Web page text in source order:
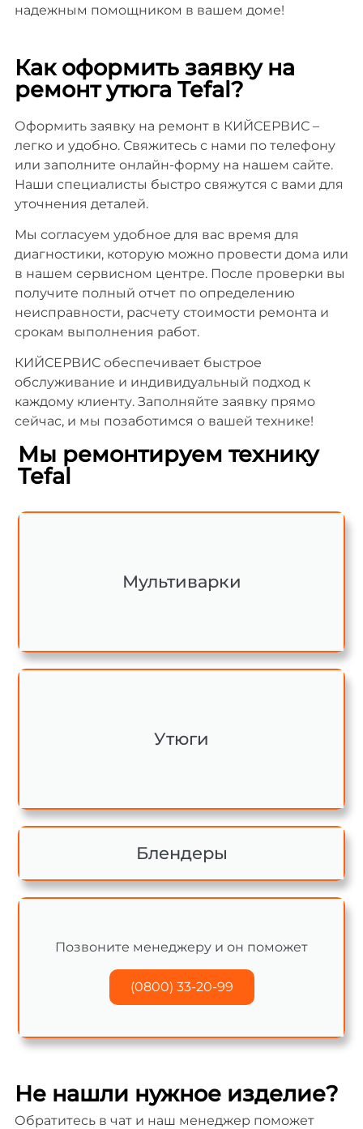
надежным помощником в вашем доме!
Как оформить заявку на
ремонт утюга Tefal?
Оформить заявку на ремонт в КИЙСЕРВИС –
легко и удобно. Свяжитесь с нами по телефону
или заполните онлайн-форму на нашем сайте.
Наши специалисты быстро свяжутся с вами для
уточнения деталей.
Мы согласуем удобное для вас время для
диагностики, которую можно провести дома или
в нашем сервисном центре. После проверки вы
получите полный отчет по определению
неисправности, расчету стоимости ремонта и
срокам выполнения работ.
КИЙСЕРВИС обеспечивает быстрое
обслуживание и индивидуальный подход к
каждому клиенту. Заполняйте заявку прямо
сейчас, и мы позаботимся о вашей технике!
Мы ремонтируем технику
Tefal
Мультиварки
Утюги
Блендеры
Позвоните менеджеру и он поможет
(0800) 33-20-99
Не нашли нужное изделие?
Обратитесь в чат и наш менеджер поможет